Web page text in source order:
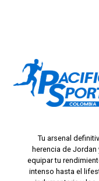
Tu arsenal
herencia de
equipar tu
intenso hasta el